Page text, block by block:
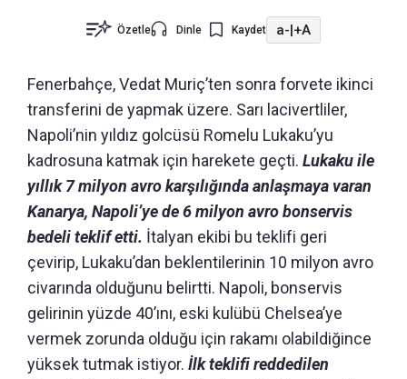
Özetle Dinle Kaydet a-|+A
Fenerbahçe, Vedat Muriç’ten sonra forvete ikinci
transferini de yapmak üzere. Sarı lacivertliler,
Napoli’nin yıldız golcüsü Romelu Lukaku’yu
kadrosuna katmak için harekete geçti. Lukaku ile
yıllık 7 milyon avro karşılığında anlaşmaya varan
Kanarya, Napoli’ye de 6 milyon avro bonservis
bedeli teklif etti. İtalyan ekibi bu teklifi geri
çevirip, Lukaku’dan beklentilerinin 10 milyon avro
civarında olduğunu belirtti. Napoli, bonservis
gelirinin yüzde 40’ını, eski kulübü Chelsea’ye
vermek zorunda olduğu için rakamı olabildiğince
yüksek tutmak istiyor. İlk teklifi reddedilen